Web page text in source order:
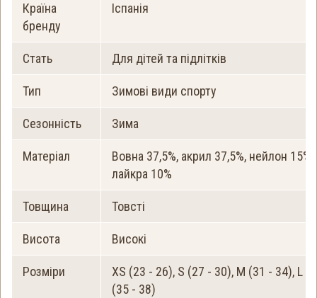
Країна
бренду
Іспанія
Стать Для дітей та підлітків
Тип Зимові види спорту
Сезонність Зима
Матеріал
Вовна 37,5%, акрил 37,5%, нейлон 15%,
лайкра 10%
Товщина Товсті
Висота Високі
Розміри
XS (23 - 26), S (27 - 30), M (31 - 34), L
(35 - 38)